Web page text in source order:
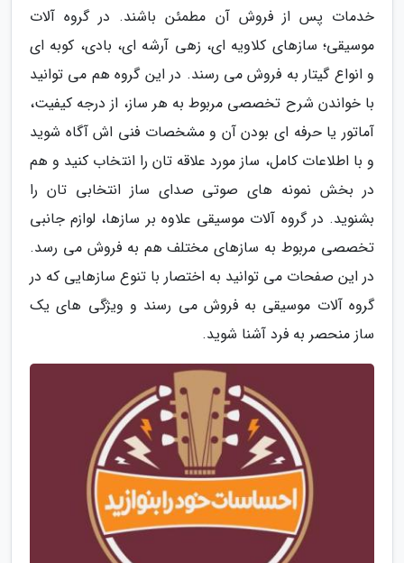
خدمات پس از فروش آن مطمئن باشند. در گروه آلات
موسیقی؛ سازهای کلاویه ای، زهی آرشه ای، بادی، کوبه ای
و انواع گیتار به فروش می رسند. در این گروه هم می توانید
با خواندن شرح تخصصی مربوط به هر ساز، از درجه کیفیت،
آماتور یا حرفه ای بودن آن و مشخصات فنی اش آگاه شوید
و با اطلاعات کامل، ساز مورد علاقه تان را انتخاب کنید و هم
در بخش نمونه های صوتی صدای ساز انتخابی تان را
بشنوید. در گروه آلات موسیقی علاوه بر سازها، لوازم جانبی
تخصصی مربوط به سازهای مختلف هم به فروش می رسد.
در این صفحات می توانید به اختصار با تنوع سازهایی که در
گروه آلات موسیقی به فروش می رسند و ویژگی های یک
ساز منحصر به فرد آشنا شوید.